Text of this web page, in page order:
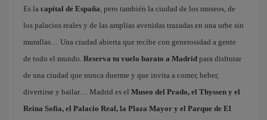
Es la capital de España, pero también la ciudad de los museos, de
los palacios reales y de las amplias avenidas trazadas en una urbe sin
murallas… Una ciudad abierta que recibe con generosidad a gente
de todo el mundo. Reserva tu vuelo barato a Madrid para disfrutar
de una ciudad que nunca duerme y que invita a comer, beber,
divertirse y bailar… Madrid es el Museo del Prado, el Thyssen y el
Reina Sofía, el Palacio Real, la Plaza Mayor y el Parque de El